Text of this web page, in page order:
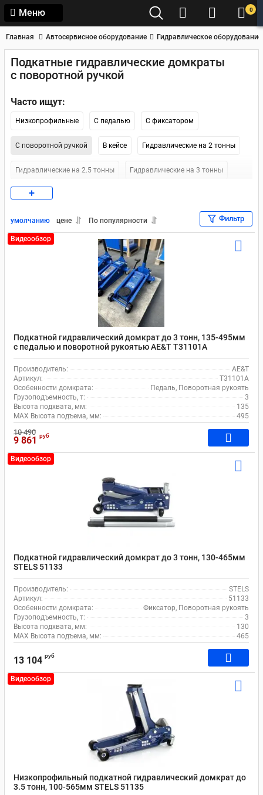
Меню 0
Главная Автосервисное оборудование Гидравлическое оборудование
Подкатные гидравлические домкраты
с поворотной ручкой
Часто ищут:
Низкопрофильные С педалью С фиксатором
С поворотной ручкой В кейсе Гидравлические на 2 тонны
Гидравлические на 2.5 тонны Гидравлические на 3 тонны
Гидравлические на 3.5 тонны
Гидравлические на 10 тонн Бренда Stels Бренда Nordberg
Бренда Forsage
+
умолчанию цене По популярности Фильтр
Видеообзор
Подкатной гидравлический домкрат до 3 тонн, 135-495мм
с педалью и поворотной рукоятью AE&T T31101A
Производитель:
AE&T
Артикул:
T31101A
Особенности домкрата:
Педаль, Поворотная рукоять
Грузоподъемность, т:
3
Высота подхвата, мм:
135
MAX Высота подъема, мм:
495
10 490
9 861 руб
Видеообзор
Подкатной гидравлический домкрат до 3 тонн, 130-465мм
STELS 51133
Производитель:
STELS
Артикул:
51133
Особенности домкрата:
Фиксатор, Поворотная рукоять
Грузоподъемность, т:
3
Высота подхвата, мм:
130
MAX Высота подъема, мм:
465
13 104 руб
Видеообзор
Низкопрофильный подкатной гидравлический домкрат до
3.5 тонн, 100-565мм STELS 51135